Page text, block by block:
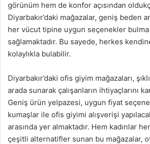
görünüm hem de konfor açısından
Diyarbakır’daki mağazalar, geniş beden
her vücut tipine uygun seçenekler bulma
sağlamaktadır. Bu sayede, herkes
kolaylıkla bulabilir.
Diyarbakır’daki ofis giyim mağazaları,
arada sunarak çalışanların ihtiyaçlarını
Geniş ürün yelpazesi, uygun fiyat
kumaşlar ile ofis giyimi alışverişi
arasında yer almaktadır. Hem kadınlar
çeşitli alternatifler sunan bu mağazalar,